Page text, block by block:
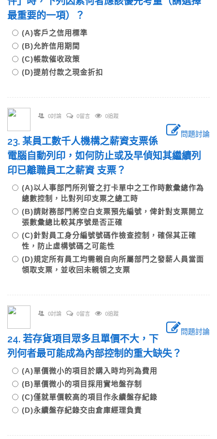
最重要的一項）？
(A)客戶之信用標準
(B)允許信用期間
(C)帳款催收政策
(D)提前付款之現金折扣
0討論 0留言 0追蹤
問題討論
23. 某員工數千人機構之薪資支票係
電腦自動列印，如何防止或及早偵知其繼續列
印已離職員工之薪資 支票？
(A)以人事部門所列管之打卡單中之工作時數彙總作為
總數控制，比對列印支票之總工時
(B)請財務部門將空白支票預先編號，俾針對支票開立
張數彙總比較其序號是否正確
(C)針對員工身分編號號碼作檢查控制，確保其正確
性，防止虛構號碼之可能性
(D)規定所有員工均需親自向所屬部門之發薪人員當面
領取支票，並收回未親領之支票
0討論 0留言 0追蹤
問題討論
24. 若存貨項目眾多且單價不大，下
列何者最可能成為內部控制的重大缺失？
(A)單價微小的項目於購入時均列為費用
(B)單價微小的項目採用實地盤存制
(C)僅就單價較高的項目作永續盤存紀錄
(D)永續盤存紀錄交由倉庫經理負責